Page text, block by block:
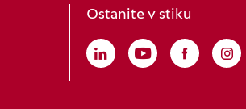
Ostanite v stiku
Linkedin
(Odpre se v novem
Youtube
(Odpre se v
Facebook
(Odpre